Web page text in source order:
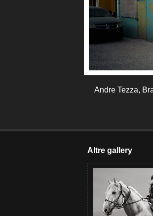
Andre Tezza,
Altre gallery